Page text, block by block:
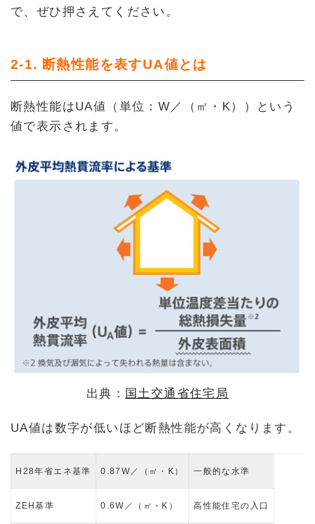
で、ぜひ押さえてください。
2-1. 断熱性能を表すUA値とは
断熱性能はUA値（単位：W／（㎡・K））という
値で表示されます。
出典： 国土交通省住宅局
UA値は数字が低いほど断熱性能が高くなります。
H28年省エネ基準 0.87W／（㎡・K） 一般的な水準
ZEH基準 0.6W／（㎡・K） 高性能住宅の入口